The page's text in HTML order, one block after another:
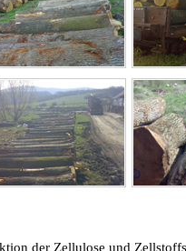
der Zellulose und